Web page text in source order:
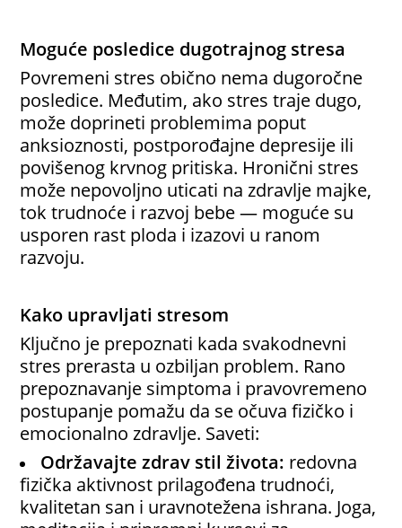
Moguće posledice dugotrajnog stresa
Povremeni stres obično nema dugoročne
posledice. Međutim, ako stres traje dugo,
može doprineti problemima poput
anksioznosti, postporođajne depresije ili
povišenog krvnog pritiska. Hronični stres
može nepovoljno uticati na zdravlje majke,
tok trudnoće i razvoj bebe — moguće su
usporen rast ploda i izazovi u ranom
razvoju.
Kako upravljati stresom
Ključno je prepoznati kada svakodnevni
stres prerasta u ozbiljan problem. Rano
prepoznavanje simptoma i pravovremeno
postupanje pomažu da se očuva fizičko i
emocionalno zdravlje. Saveti:
Održavajte zdrav stil života: redovna
fizička aktivnost prilagođena trudnoći,
kvalitetan san i uravnotežena ishrana. Joga,